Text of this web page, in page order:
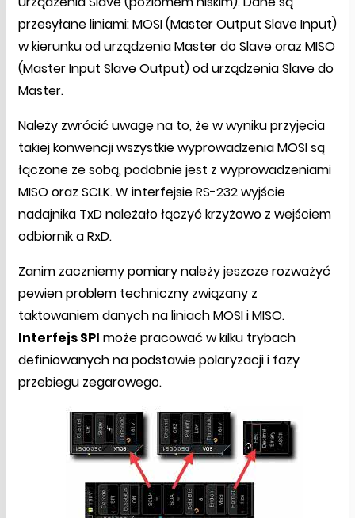
przesyłane liniami: MOSI (Master Output Slave Input)
w kierunku od urządzenia Master do Slave oraz MISO
(Master Input Slave Output) od urządzenia Slave do
Master.
Należy zwrócić uwagę na to, że w wyniku przyjęcia
takiej konwencji wszystkie wyprowadzenia MOSI są
łączone ze sobą, podobnie jest z wyprowadzeniami
MISO oraz SCLK. W interfejsie RS-232 wyjście
nadajnika TxD należało łączyć krzyżowo z wejściem
odbiornik a RxD.
Zanim zaczniemy pomiary należy jeszcze rozważyć
pewien problem techniczny związany z
taktowaniem danych na liniach MOSI i MISO.
Interfejs SPI może pracować w kilku trybach
definiowanych na podstawie polaryzacji i fazy
przebiegu zegarowego.